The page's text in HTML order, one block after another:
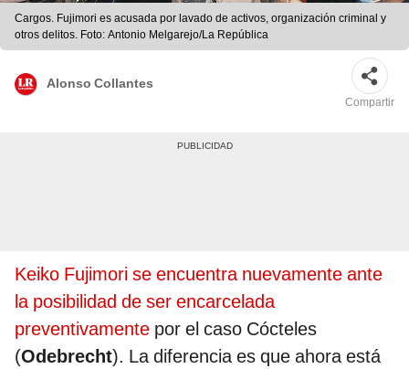
Cargos. Fujimori es acusada por lavado de activos, organización criminal y
otros delitos. Foto: Antonio Melgarejo/La República
Alonso Collantes
Compartir
Keiko Fujimori se encuentra nuevamente ante
la posibilidad de ser encarcelada
preventivamente por el caso Cócteles
(Odebrecht). La diferencia es que ahora está